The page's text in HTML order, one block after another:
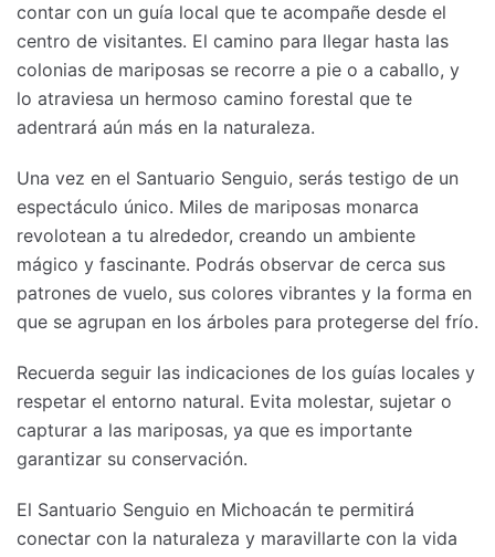
contar con un guía local que te acompañe desde el
centro de visitantes. El camino para llegar hasta las
colonias de mariposas se recorre a pie o a caballo, y
lo atraviesa un hermoso camino forestal que te
adentrará aún más en la naturaleza.
Una vez en el Santuario Senguio, serás testigo de un
espectáculo único. Miles de mariposas monarca
revolotean a tu alrededor, creando un ambiente
mágico y fascinante. Podrás observar de cerca sus
patrones de vuelo, sus colores vibrantes y la forma en
que se agrupan en los árboles para protegerse del frío.
Recuerda seguir las indicaciones de los guías locales y
respetar el entorno natural. Evita molestar, sujetar o
capturar a las mariposas, ya que es importante
garantizar su conservación.
El Santuario Senguio en Michoacán te permitirá
conectar con la naturaleza y maravillarte con la vida